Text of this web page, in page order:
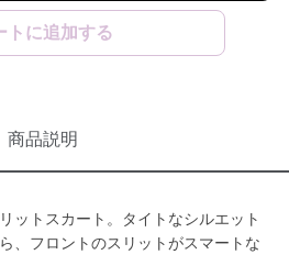
トに追加する
商品説明
ットスカート。タイトなシルエット
、フロントのスリットがスマートな